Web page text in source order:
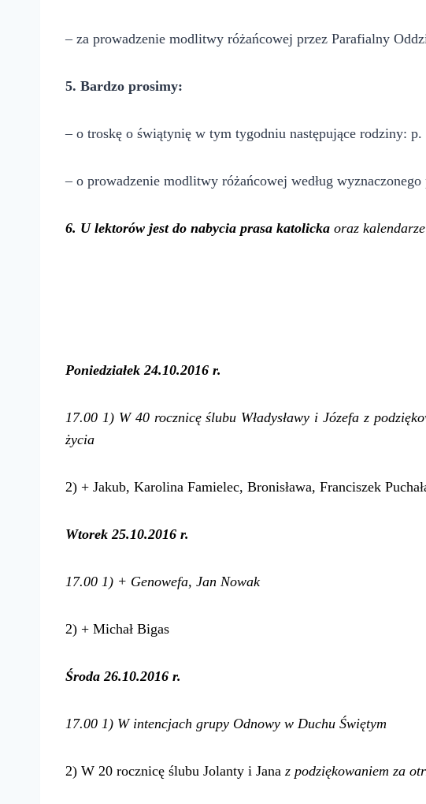
– za prowadzenie modlitwy różańcowej przez Parafialny
5. Bardzo prosimy:
– o troskę o świątynię w tym tygodniu następujące rodziny:
– o prowadzenie modlitwy różańcowej według wyznaczonego
6. U lektorów jest do nabycia prasa katolicka oraz
Poniedziałek24.10.2016 r.
17.00 1) W 40 rocznicę ślubu Władysławy i Józefa z
życia
2) + Jakub, Karolina Famielec, Bronisława, Franciszek
Wtorek 25.10.2016 r.
17.00 1) + Genowefa, Jan Nowak
2) + Michał Bigas
Środa 26.10.2016 r.
17.00 1) W intencjach grupy Odnowy w Duchu Świętym
2) W 20 rocznicę ślubu Jolanty i Jana z podziękowaniem za